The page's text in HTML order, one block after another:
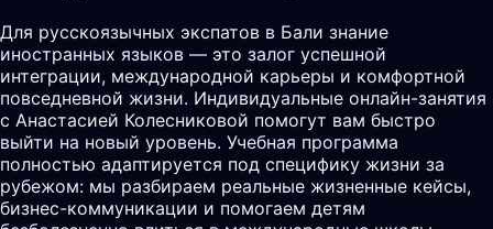
Для русскоязычных экспатов в Бали знание
иностранных языков — это залог успешной
интеграции, международной карьеры и комфортной
повседневной жизни. Индивидуальные онлайн-занятия
с Анастасией Колесниковой помогут вам быстро
выйти на новый уровень. Учебная программа
полностью адаптируется под специфику жизни за
рубежом: мы разбираем реальные жизненные кейсы,
бизнес-коммуникации и помогаем детям